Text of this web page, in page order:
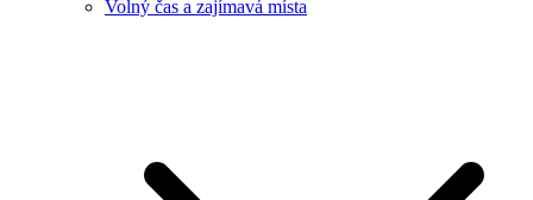
Volný čas a zajímavá místa